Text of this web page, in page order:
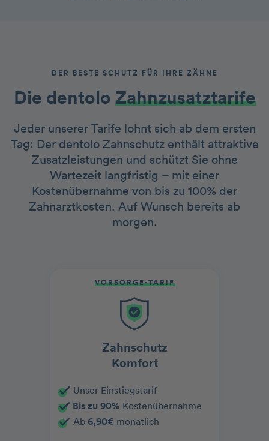
DER BESTE SCHUTZ FÜR IHRE ZÄHNE
Die dentolo­­ Zah nzusatztarife
Jeder unserer Tarife lohnt sich ab dem ersten
Tag: Der dentolo Zahnschutz enthält attraktive
Zusatzleistungen und schützt Sie ohne
Wartezeit langfristig – mit einer
Kostenübernahme von bis zu 100% der
Zahnarztkosten. Auf Wunsch bereits ab
morgen.
VORSORGE-TARIF
Zahnschutz
Komfort
Unser Einstiegstarif
Bis zu 90% Kostenübernahme
Ab 6,90€ monatlich